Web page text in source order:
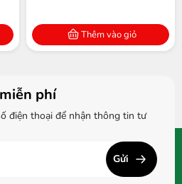
Thêm vào giỏ
phí
điện thoại để nhận thông tin tư
Gửi